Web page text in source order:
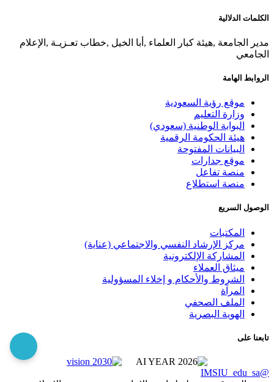
الكلمات الدلالية
مدير الجامعة ,هيئة كبار العلماء ,أبا الخيل ,خطاب تعـزيـة ,الإعلام
الجامعي
الروابط الهامة
موقع رؤية السعودية
وزارة التعليم
البوابة الوطنية (سعودي)
هيئة الحكومة الرقمية
البيانات المفتوحة
موقع جدارات
منصة تفاعل
منصة استطلاع
الوصول السريع
المكتبات
مركز الإرشاد النفسي والاجتماعي (عناية)
المشاركة الإلكترونية
ميثاق العملاء
الشروط والأحكام و إخلاء المسؤولية
المرآة
الملف الصحفي
الهوية البصرية
تابعنا على
@IMSIU_edu_sa